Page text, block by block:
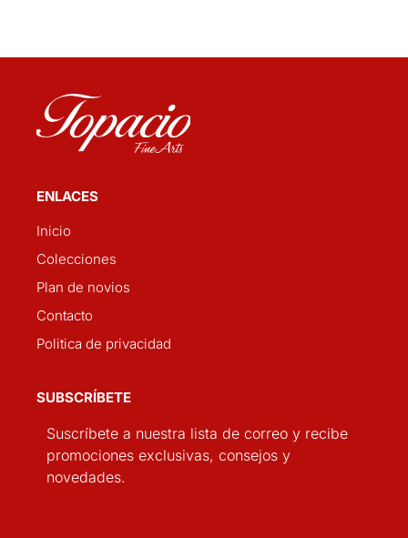
ENLACES
Inicio
Colecciones
Plan de novios
Contacto
Politica de privacidad
SUBSCRÍBETE
Suscríbete a nuestra lista de correo y recibe
promociones exclusivas, consejos y
novedades.